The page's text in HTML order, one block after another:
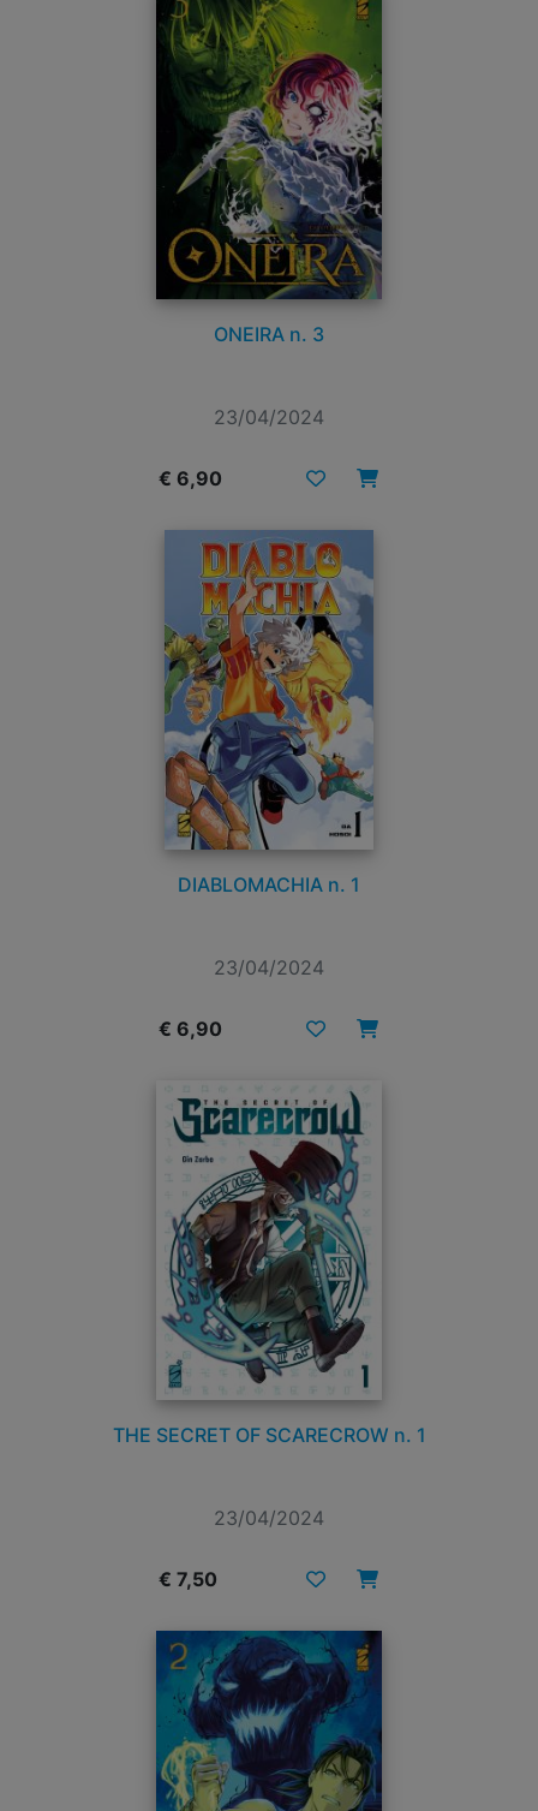
ONEIRA n. 3
23/04/2024
€ 6,90
DIABLOMACHIA n. 1
23/04/2024
€ 6,90
THE SECRET OF SCARECROW n. 1
23/04/2024
€ 7,50